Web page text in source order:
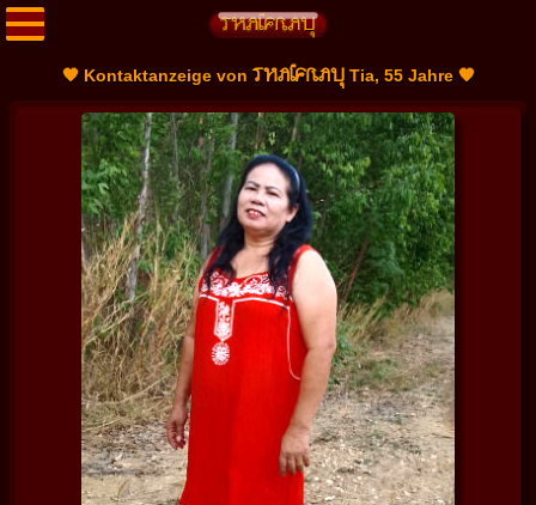
🧡 Kontaktanzeige vonTHAIFRAUTia, 55 Jahre 🧡